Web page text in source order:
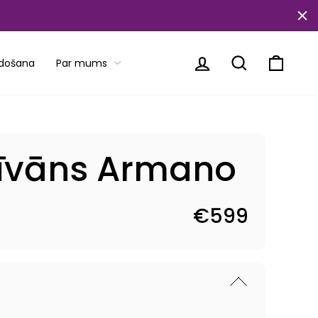
Par mums PiesakietiesMeklēt
Armano
€599